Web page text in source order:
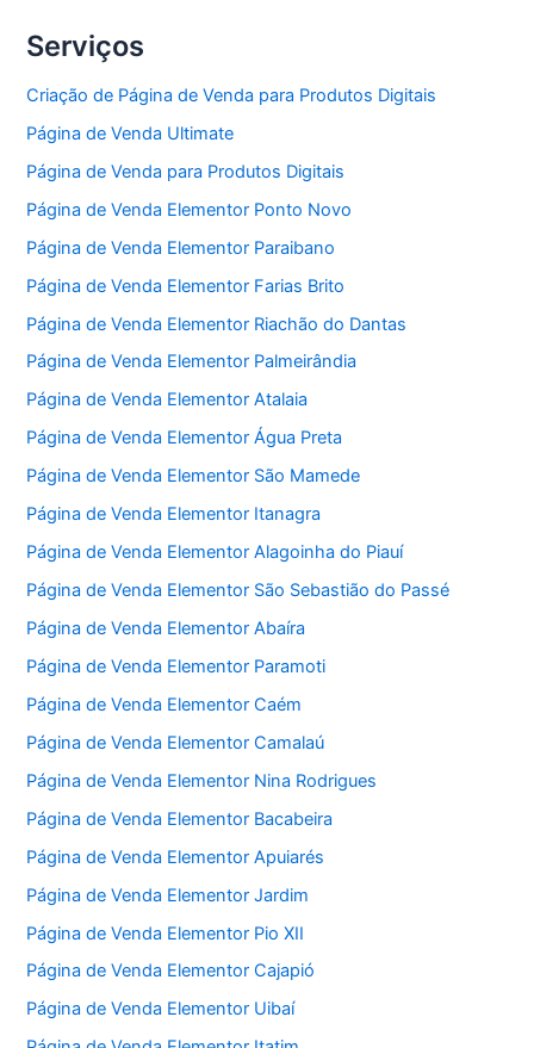
Serviços
Criação de Página de Venda para Produtos Digitais
Página de Venda Ultimate
Página de Venda para Produtos Digitais
Página de Venda Elementor Ponto Novo
Página de Venda Elementor Paraibano
Página de Venda Elementor Farias Brito
Página de Venda Elementor Riachão do Dantas
Página de Venda Elementor Palmeirândia
Página de Venda Elementor Atalaia
Página de Venda Elementor Água Preta
Página de Venda Elementor São Mamede
Página de Venda Elementor Itanagra
Página de Venda Elementor Alagoinha do Piauí
Página de Venda Elementor São Sebastião do Passé
Página de Venda Elementor Abaíra
Página de Venda Elementor Paramoti
Página de Venda Elementor Caém
Página de Venda Elementor Camalaú
Página de Venda Elementor Nina Rodrigues
Página de Venda Elementor Bacabeira
Página de Venda Elementor Apuiarés
Página de Venda Elementor Jardim
Página de Venda Elementor Pio XII
Página de Venda Elementor Cajapió
Página de Venda Elementor Uibaí